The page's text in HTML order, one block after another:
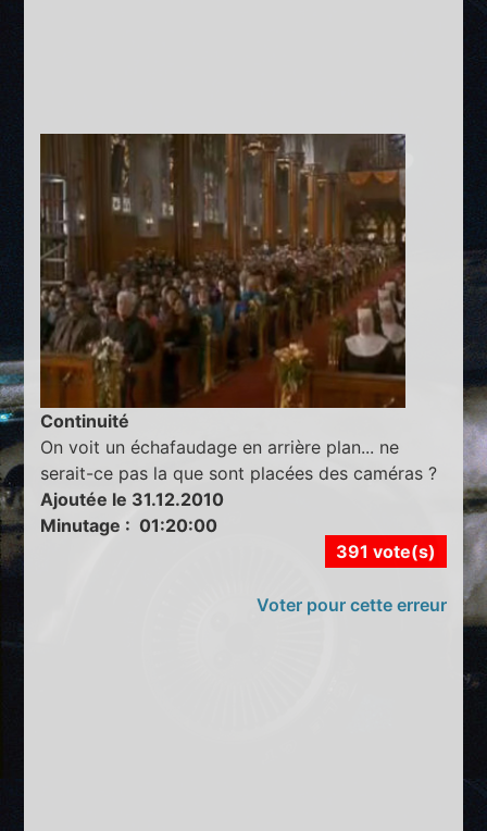
Continuité
On voit un échafaudage en arrière plan... ne
serait-ce pas la que sont placées des caméras ?
Ajoutée le 31.12.2010
Minutage : 01:20:00
391 vote(s)
Voter pour cette erreur